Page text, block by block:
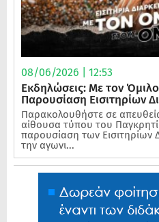
08/06/2026 | 12:53
Εκδηλώσεις: Με τον
Παρουσίαση Εισιτηρίων
Παρακολουθήστε σε
αίθουσα τύπου του
παρουσίαση των Εισιτηρίων
την αγωνι...